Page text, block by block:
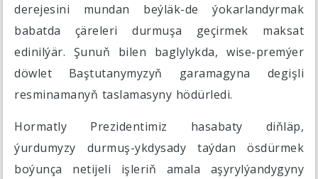
derejesini mundan beýläk-de ýokarlandyrmak
babatda çäreleri durmuşa geçirmek maksat
edinilýär. Şunuň bilen baglylykda, wise-premýer
döwlet Baştutanymyzyň garamagyna degişli
resminamanyň taslamasyny hödürledi.
Hormatly Prezidentimiz hasabaty diňläp,
ýurdumyzy durmuş-ykdysady taýdan ösdürmek
boýunça netijeli işleriň amala aşyrylýandygyny